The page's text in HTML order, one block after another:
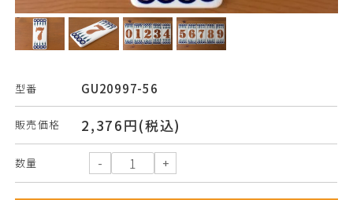
型番 GU20997-56
販売価格 2,376円(税込)
数量